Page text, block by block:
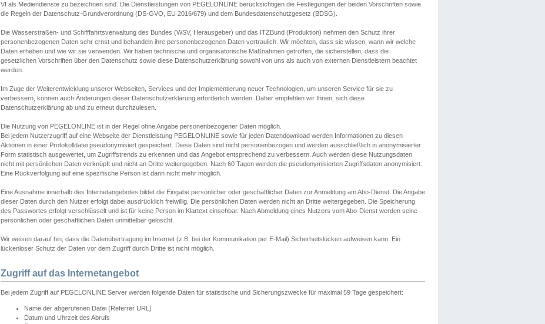
VI als Mediendienste zu bezeichnen sind. Die Dienstleistungen von PEGELONLINE berücksichtigen die Festlegungen der beiden Vorschriften sowie
die Regeln der Datenschutz-Grundverordnung (DS-GVO, EU 2016/679) und dem Bundesdatenschutzgesetz (BDSG).
Die Wasserstraßen- und Schifffahrtsverwaltung des Bundes (WSV, Herausgeber) und das ITZBund (Produktion) nehmen den Schutz ihrer
personenbezogenen Daten sehr ernst und behandeln ihre personenbezogenen Daten vertraulich. Wir möchten, dass sie wissen, wann wir welche
Daten erheben und wie wir sie verwenden. Wir haben technische und organisatorische Maßnahmen getroffen, die sicherstellen, dass die
gesetzlichen Vorschriften über den Datenschutz sowie diese Datenschutzerklärung sowohl von uns als auch von externen Dienstleistern beachtet
werden.
Im Zuge der Weiterentwicklung unserer Webseiten, Services und der Implementierung neuer Technologien, um unseren Service für sie zu
verbessern, können auch Änderungen dieser Datenschutzerklärung erforderlich werden. Daher empfehlen wir Ihnen, sich diese
Datenschutzerklärung ab und zu erneut durchzulesen.
Die Nutzung von PEGELONLINE ist in der Regel ohne Angabe personenbezogener Daten möglich.
Bei jedem Nutzerzugriff auf eine Webseite der Dienstleistung PEGELONLINE sowie für jeden Datendownload werden Informationen zu diesen
Aktionen in einer Protokolldatei pseudonymisiert gespeichert. Diese Daten sind nicht personenbezogen und werden ausschließlich in anonymisierter
Form statistisch ausgewertet, um Zugriffstrends zu erkennen und das Angebot entsprechend zu verbessern. Auch werden diese Nutzungsdaten
nicht mit persönlichen Daten verknüpft und nicht an Dritte weitergegeben. Nach 60 Tagen werden die pseudonymisierten Zugriffsdaten anonymisiert.
Eine Rückverfolgung auf eine spezifische Person ist dann nicht mehr möglich.
Eine Ausnahme innerhalb des Internetangebotes bildet die Eingabe persönlicher oder geschäftlicher Daten zur Anmeldung am Abo-Dienst. Die Angabe
dieser Daten durch den Nutzer erfolgt dabei ausdrücklich freiwillig. Die persönlichen Daten werden nicht an Dritte weitergegeben. Die Speicherung
des Passwortes erfolgt verschlüsselt und ist für keine Person im Klartext einsehbar. Nach Abmeldung eines Nutzers vom Abo-Dienst werden seine
persönlichen oder geschäftlichen Daten unmittelbar gelöscht.
Wir weisen darauf hin, dass die Datenübertragung im Internet (z.B. bei der Kommunikation per E-Mail) Sicherheitslücken aufweisen kann. Ein
lückenloser Schutz der Daten vor dem Zugriff durch Dritte ist nicht möglich.
Zugriff auf das Internetangebot
Bei jedem Zugriff auf PEGELONLINE Server werden folgende Daten für statistische und Sicherungszwecke für maximal 59 Tage gespeichert:
Name der abgerufenen Datei (Referrer URL)
Datum und Uhrzeit des Abrufs